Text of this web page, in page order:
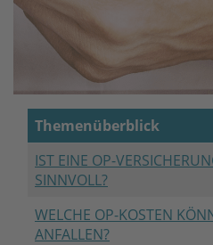
Themenüberblick
IST EINE OP-
SINNVOLL?
WELCHE OP-KOSTEN
ANFALLEN?